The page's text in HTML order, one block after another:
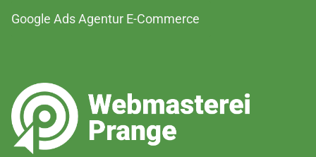
Google Ads Agentur E-Commerce